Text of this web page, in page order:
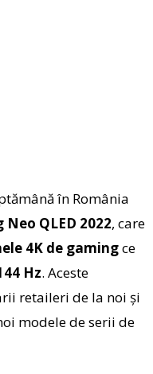
în România
QLED 2022, care
4K de gamingce
Hz. Aceste
retaileri de la noi şi
modele de serii de